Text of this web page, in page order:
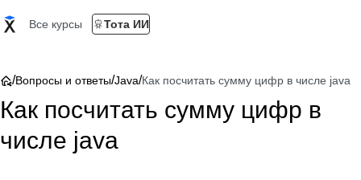
Все курсы Тота ИИ
/Вопросы и ответы/Java/Как посчитать сумму цифр в числе java
Как посчитать сумму цифр в
числе java